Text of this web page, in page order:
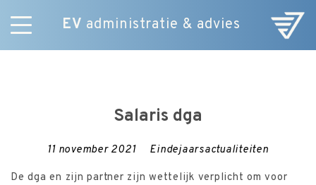
EV administratie & advies
Skip
Salaris dga
11 november 2021 Eindejaarsactualiteiten
De dga en zijn partner zijn wettelijk verplicht om voor